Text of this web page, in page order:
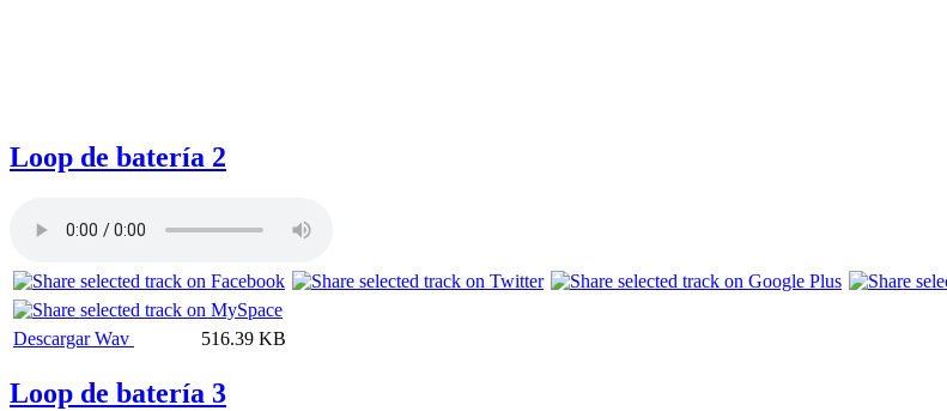
Loop de batería 2
Descargar Wav 516.39 KB
Loop de batería 3